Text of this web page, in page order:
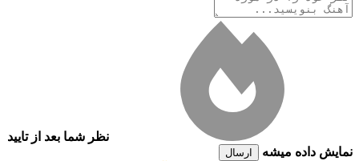
نظر شما بعد از تایید
نمایش داده میشه
ارسال